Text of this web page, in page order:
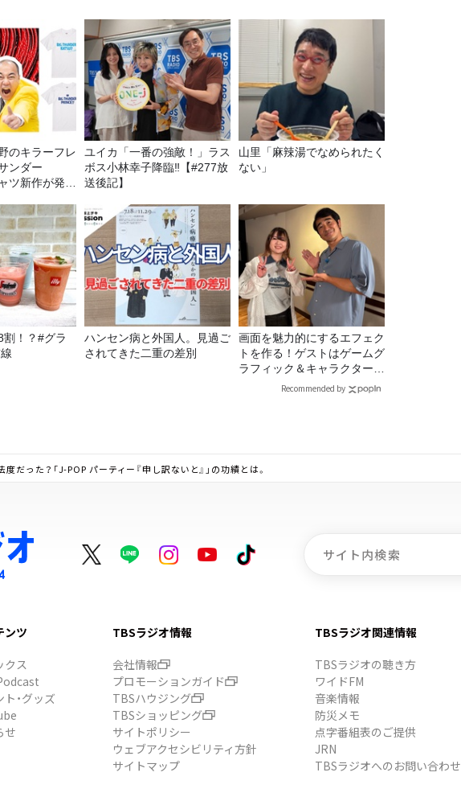
のキラーフレ
ンダー
ツ新作が発売
ユイカ「一番の強敵！」ラス
ボス小林幸子降臨‼【#277放
送後記】
山里「麻辣湯でなめられたく
ない」
！？#グラ
ハンセン病と外国人。見過ご
されてきた二重の差別
画面を魅力的にするエフェク
トを作る！ゲストはゲームグ
ラフィック＆キャラクター専
攻の遠藤里桜さん！
Recommended by
だった？「J-POP パーティー『申し訳ないと』」の功績とは。
ンツ
クス
・グッズ
せ
TBSラジオ情報
会社情報
プロモーションガイド
TBSハウジング
TBSショッピング
サイトポリシー
ウェブアクセシビリティ方針
サイトマップ
TBSラジオ関連情報
TBSラジオの聴き方
ワイドFM
音楽情報
防災メモ
点字番組表のご提供
JRN
TBSラジオへのお問い合わせ